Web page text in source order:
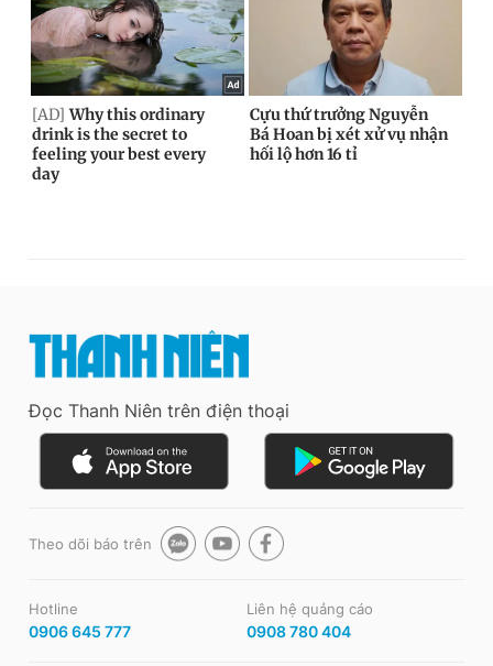
Đọc Thanh Niên trên điện thoại
Theo dõi báo trên
Hotline
0906 645 777
Liên hệ quảng cáo
0908 780 404